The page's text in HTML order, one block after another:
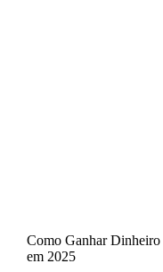
Como Ganhar
em 2025